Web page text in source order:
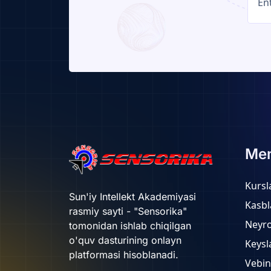
Sun'iy Intellekt Akademiyasi
rasmiy sayti - "Sensorika"
tomonidan ishlab chiqilgan
o'quv dasturining onlayn
platformasi hisoblanadi.